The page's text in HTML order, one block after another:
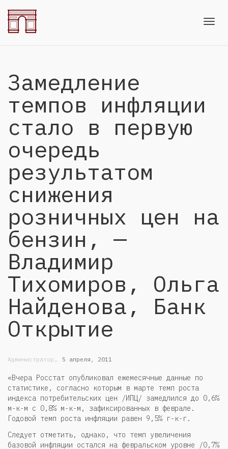
Замедление
темпов инфляции
стало в первую
очередь
результатом
снижения
розничных цен на
бензин, —
Владимир
Тихомиров, Ольга
Найденова, Банк
Открытие
Администратор , 5 апреля, 2011
«Вчера Росстат опубликовал ежемесячные данные по
статистике, согласно кото­рым в марте темп роста
индекса потребительских цен /ИПЦ/ замедлился до 0,6%
м-к-м с 0,8% м-к-м, зафиксированных в феврале.
Годовой темп роста инфляции равен 9,5% г-к-г.
Следует отметить, однако, что темп увеличения
базовой инфля­ции остался на февральском уровне /0,7%